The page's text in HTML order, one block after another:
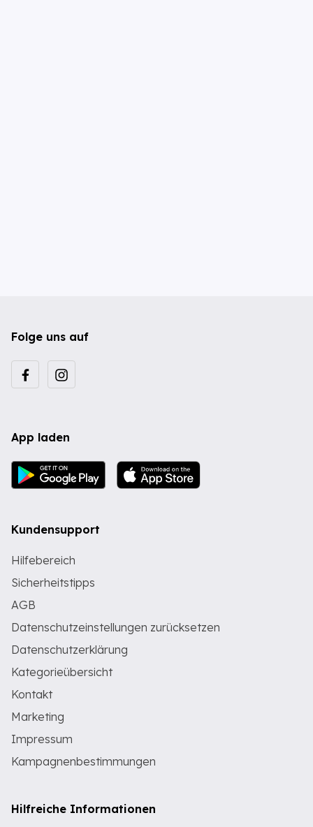
Folge uns auf
App laden
Kundensupport
Hilfebereich
Sicherheitstipps
AGB
Datenschutzeinstellungen zurücksetzen
Datenschutzerklärung
Kategorieübersicht
Kontakt
Marketing
Impressum
Kampagnenbestimmungen
Hilfreiche Informationen